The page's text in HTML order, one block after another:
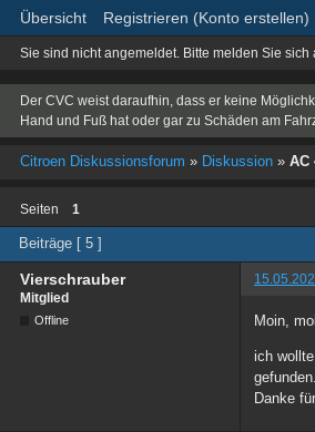
Übersicht Registrieren (Konto erstellen)
Sie sind nicht angemeldet. Bitte melden Sie
Der CVC weist daraufhin, dass er keine
Hand und Fuß hat oder gar zu Schäden am
Citroen Diskussionsforum » Diskussion »AC
Seiten 1
Beiträge [ 5 ]
Vierschrauber
Mitglied
Offline Moin,
ich
Danke